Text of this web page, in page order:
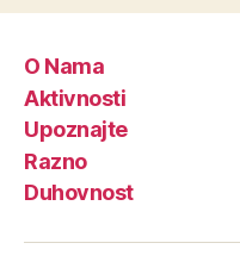
O Nama
Aktivnosti
Upoznajte
Razno
Duhovnost